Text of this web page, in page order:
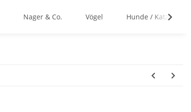
Nager & Co. Vögel Hunde / Katzen